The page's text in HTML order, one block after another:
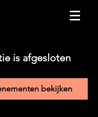
is afgesloten
bekijken